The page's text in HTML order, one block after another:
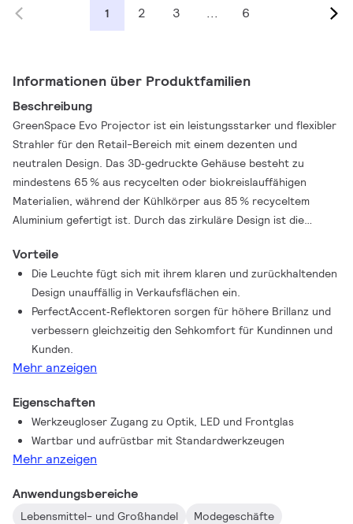
1 2 3 ... 6
Informationen über Produktfamilien
Beschreibung
GreenSpace Evo Projector ist ein leistungsstarker und flexibler
Strahler für den Retail-Bereich mit einem dezenten und
neutralen Design. Das 3D‑gedruckte Gehäuse besteht zu
mindestens 65 % aus recycelten oder biokreislauffähigen
Materialien, während der Kühlkörper aus 85 % recyceltem
Aluminium gefertigt ist. Durch das zirkuläre Design ist die
wartungsfähig und recycelbar. In Kombination mit der hohen
Energieeffizienz macht dies den GreenSpace Evo zu einer
nachhaltigen Strahlerlösung. Die PerfectAccent‑Reflektoren
sorgen für einen Licht‑Effekt mit erhöhter Brillanz und
verbessertem Sehkomfort für Kundinnen und Kunden. Die
OptiAccent‑(FPO)‑Linsentechnologie maximiert zudem die
zentrale Lichtintensität. GreenSpace Evo ist auch in
sich nahtlos auf 3‑Phasen‑ und DALI‑Stromschienen, CoreLine
Trunking und Maxos fusion integrieren. Eine weitere
Individualisierung von Farben und Oberflächen ist über Philips
MyCreation möglich.
Vorteile
Die Leuchte fügt sich mit ihrem klaren und zurückhaltenden
Design unauffällig in Verkaufsflächen ein.
PerfectAccent‑Reflektoren sorgen für höhere Brillanz und
verbessern gleichzeitig den Sehkomfort für Kundinnen und
Kunden.
Mehr anzeigen
Eigenschaften
Werkzeugloser Zugang zu Optik, LED und Frontglas
Wartbar und aufrüstbar mit Standardwerkzeugen
Mehr anzeigen
Anwendungsbereiche
Lebensmittel- und Großhandel
Modegeschäfte